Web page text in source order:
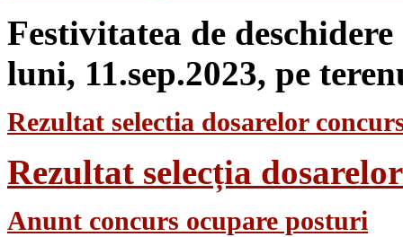
Festivitatea de
luni, 11.sep.2023, pe
Rezultat selectia dosarelor
Rezultat selecția
Anunt concurs ocupare posturi